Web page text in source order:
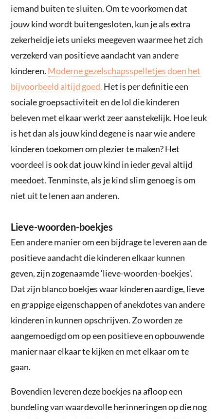
iemand buiten te sluiten. Om te voorkomen dat
jouw kind wordt buitengesloten, kun je als extra
zekerheidje iets unieks meegeven waarmee het zich
verzekerd van positieve aandacht van andere
kinderen. Moderne gezelschapsspelletjes doen het
bijvoorbeeld altijd goed. Het is per definitie een
sociale groepsactiviteit en de lol die kinderen
beleven met elkaar werkt zeer aanstekelijk. Hoe leuk
is het dan als jouw kind degene is naar wie andere
kinderen toekomen om plezier te maken? Het
voordeel is ook dat jouw kind in ieder geval altijd
meedoet. Tenminste, als je kind slim genoeg is om
niet uit te lenen aan anderen.
Lieve-woorden-boekjes
Een andere manier om een bijdrage te leveren aan de
positieve aandacht die kinderen elkaar kunnen
geven, zijn zogenaamde ‘lieve-woorden-boekjes’.
Dat zijn blanco boekjes waar kinderen aardige, lieve
en grappige eigenschappen of anekdotes van andere
kinderen in kunnen opschrijven. Zo worden ze
aangemoedigd om op een positieve en opbouwende
manier naar elkaar te kijken en met elkaar om te
gaan.
Bovendien leveren deze boekjes na afloop een
bundeling van waardevolle herinneringen op die nog